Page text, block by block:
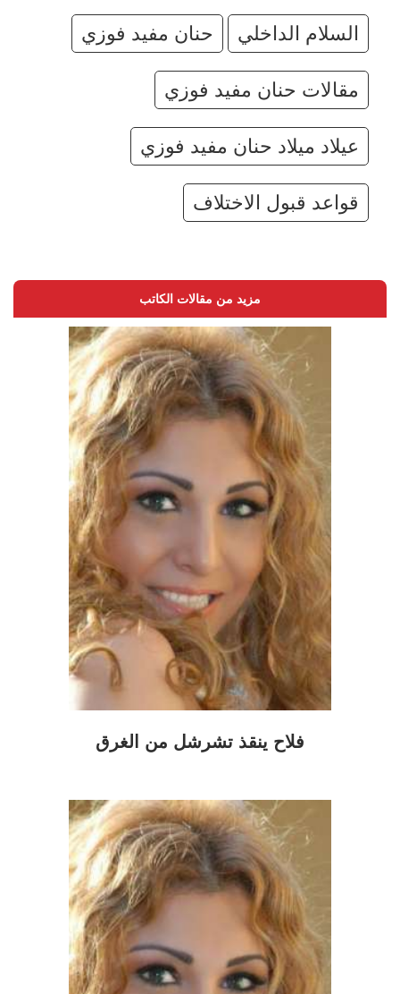
السلام الداخلي حنان مفيد فوزي
مقالات حنان مفيد فوزي
عيلاد ميلاد حنان مفيد فوزي
قواعد قبول الاختلاف
مزيد من مقالات الكاتب
فلاح ينقذ تشرشل من الغرق